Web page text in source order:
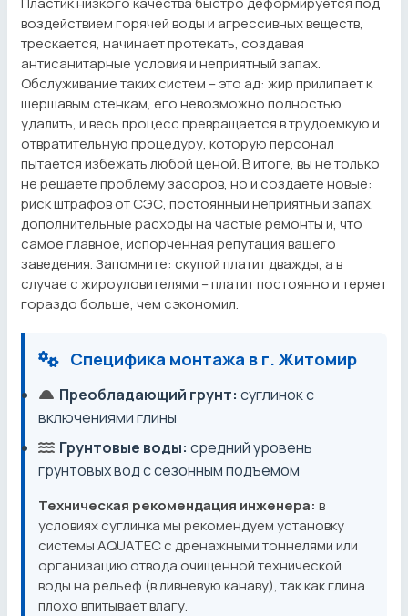
воздействием горячей воды и агрессивных веществ,
трескается, начинает протекать, создавая
антисанитарные условия и неприятный запах.
Обслуживание таких систем – это ад: жир прилипает к
шершавым стенкам, его невозможно полностью
удалить, и весь процесс превращается в трудоемкую и
отвратительную процедуру, которую персонал
пытается избежать любой ценой. В итоге, вы не только
не решаете проблему засоров, но и создаете новые:
риск штрафов от СЭС, постоянный неприятный запах,
дополнительные расходы на частые ремонты и, что
самое главное, испорченная репутация вашего
заведения. Запомните: скупой платит дважды, а в
случае с жироуловителями – платит постоянно и теряет
гораздо больше, чем сэкономил.
Специфика монтажа в г. Житомир
Преобладающий грунт: суглинок с
включениями глины
Грунтовые воды: средний уровень
грунтовых вод с сезонным подъемом
Техническая рекомендация инженера: в
условиях суглинка мы рекомендуем установку
системы AQUATEC с дренажными тоннелями или
организацию отвода очищенной технической
воды на рельеф (в ливневую канаву), так как глина
плохо впитывает влагу.